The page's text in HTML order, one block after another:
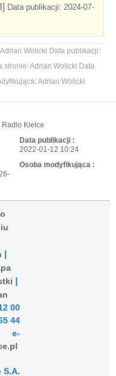
Data publikacji: 2024-07-
Adrian Wolicki Data publikacji:
stronie:Adrian Wolicki Data
Adrian Wolicki
Radio Kielce
Data publikacji :
2022-01-12 10:24
Osoba modyfikująca :
00
44
e-
S.A.